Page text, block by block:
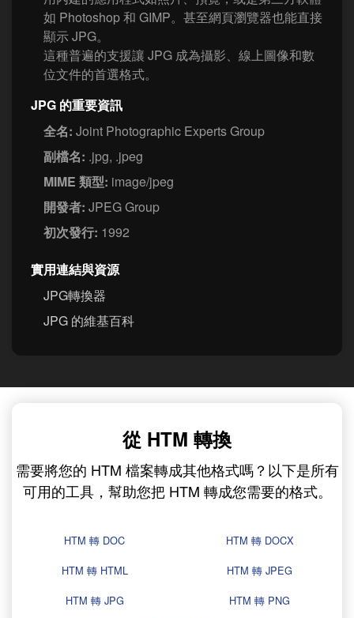
如 Photoshop 和 GIMP。甚至網頁瀏覽器也能直接
顯示 JPG。
這種普遍的支援讓 JPG 成為攝影、線上圖像和數
位文件的首選格式。
JPG 的重要資訊
全名: Joint Photographic Experts Group
副檔名: .jpg, .jpeg
MIME 類型: image/jpeg
開發者: JPEG Group
初次發行: 1992
實用連結與資源
JPG轉換器
JPG 的維基百科
從 HTM 轉換
需要將您的 HTM 檔案轉成其他格式嗎？以下是所有
可用的工具，幫助您把 HTM 轉成您需要的格式。
HTM 轉 DOC
HTM 轉 DOCX
HTM 轉 HTML
HTM 轉 JPEG
HTM 轉 JPG
HTM 轉 PNG